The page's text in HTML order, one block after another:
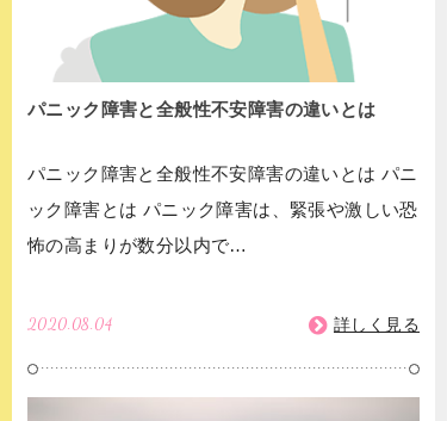
パニック障害と全般性不安障害の違いとは
パニック障害と全般性不安障害の違いとは パニ
ック障害とは パニック障害は、緊張や激しい恐
怖の高まりが数分以内で…
2020.08.04 詳しく見る